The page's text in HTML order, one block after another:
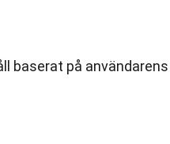
baserat på användarens